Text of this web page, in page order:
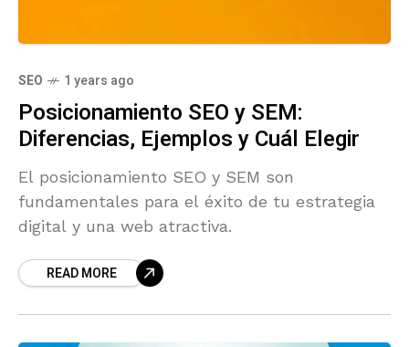
SEO 1 years ago
Posicionamiento SEO y SEM:
Diferencias, Ejemplos y Cuál Elegir
El posicionamiento SEO y SEM son
fundamentales para el éxito de tu estrategia
digital y una web atractiva.
READ MORE